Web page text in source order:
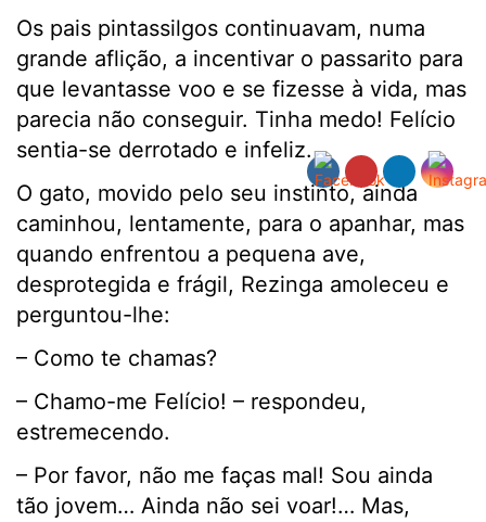
Os pais pintassilgos continuavam, numa
grande aflição, a incentivar o passarito para
que levantasse voo e se fizesse à vida, mas
parecia não conseguir. Tinha medo! Felício
sentia-se derrotado e infeliz.
O gato, movido pelo seu instinto, ainda
caminhou, lentamente, para o apanhar, mas
quando enfrentou a pequena ave,
desprotegida e frágil, Rezinga amoleceu e
perguntou-lhe:
– Como te chamas?
– Chamo-me Felício! – respondeu,
estremecendo.
– Por favor, não me faças mal! Sou ainda
tão jovem… Ainda não sei voar!… Mas,